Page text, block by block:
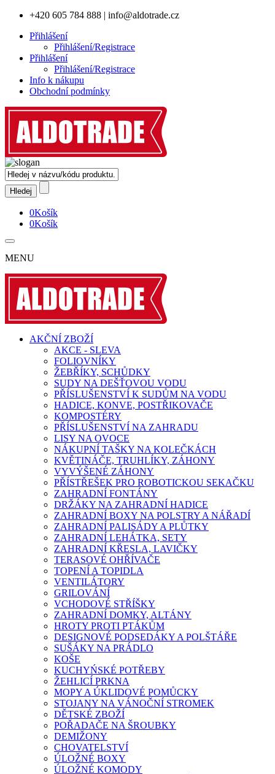
+420 605 784 888 | info@aldotrade.cz
Přihlášení
Přihlášení/Registrace
Přihlášení
Přihlášení/Registrace
Info k nákupu
Obchodní podmínky
0Košík
0Košík
MENU
AKČNÍ ZBOŽÍ
AKCE - SLEVA
FOLIOVNÍKY
ŽEBŘÍKY, SCHŮDKY
SUDY NA DEŠŤOVOU VODU
PŘÍSLUŠENSTVÍ K SUDŮM NA VODU
HADICE, KONVE, POSTŘIKOVAČE
KOMPOSTÉRY
PŘÍSLUŠENSTVÍ NA ZAHRADU
LISY NA OVOCE
NÁKUPNÍ TAŠKY NA KOLEČKÁCH
KVĚTINÁČE, TRUHLÍKY, ZÁHONY
VYVÝŠENÉ ZÁHONY
PŘÍSTŘEŠEK PRO ROBOTICKOU SEKAČKU
ZAHRADNÍ FONTÁNY
DRŽÁKY NA ZAHRADNÍ HADICE
ZAHRADNÍ BOXY NA POLSTRY A NÁŘADÍ
ZAHRADNÍ PALISÁDY A PLŮTKY
ZAHRADNÍ LEHÁTKA, SETY
ZAHRADNÍ KŘESLA, LAVIČKY
TERASOVÉ OHŘÍVAČE
TOPENÍ A TOPIDLA
VENTILÁTORY
GRILOVÁNÍ
VCHODOVÉ STŘÍŠKY
ZAHRADNÍ DOMKY, ALTÁNY
HROTY PROTI PTÁKŮM
DESIGNOVÉ PODSEDÁKY A POLŠTÁŘE
SUŠÁKY NA PRÁDLO
KOŠE
KUCHYŃSKÉ POTŘEBY
ŽEHLICÍ PRKNA
MOPY A ÚKLIDOVÉ POMŮCKY
STOJANY NA VÁNOČNÍ STROMEK
DĚTSKÉ ZBOŽÍ
POŘADAČE NA ŠROUBKY
DEMIŽONY
CHOVATELSTVÍ
ÚLOŽNÉ BOXY
ÚLOŽNÉ KOMODY